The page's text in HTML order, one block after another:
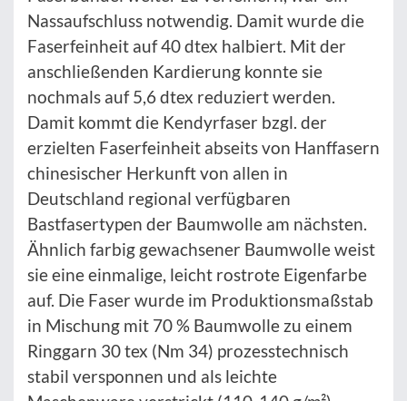
Nassaufschluss notwendig. Damit wurde die
Faserfeinheit auf 40 dtex halbiert. Mit der
anschließenden Kardierung konnte sie
nochmals auf 5,6 dtex reduziert werden.
Damit kommt die Kendyrfaser bzgl. der
erzielten Faserfeinheit abseits von Hanffasern
chinesischer Herkunft von allen in
Deutschland regional verfügbaren
Bastfasertypen der Baumwolle am nächsten.
Ähnlich farbig gewachsener Baumwolle weist
sie eine einmalige, leicht rostrote Eigenfarbe
auf. Die Faser wurde im Produktionsmaßstab
in Mischung mit 70 % Baumwolle zu einem
Ringgarn 30 tex (Nm 34) prozesstechnisch
stabil versponnen und als leichte